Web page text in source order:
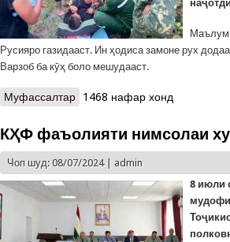
Маълум
Русияро газидааст. Ин ҳодиса замоне рух
Варзоб ба кӯҳ боло мешудааст.
Муфассалтар о Чӣ бояд кард, агар мор
1468 нафар хонд
КҲФ фаъолияти нимсолаи
Чоп шуд: 08/07/2024 | admin
8 июли